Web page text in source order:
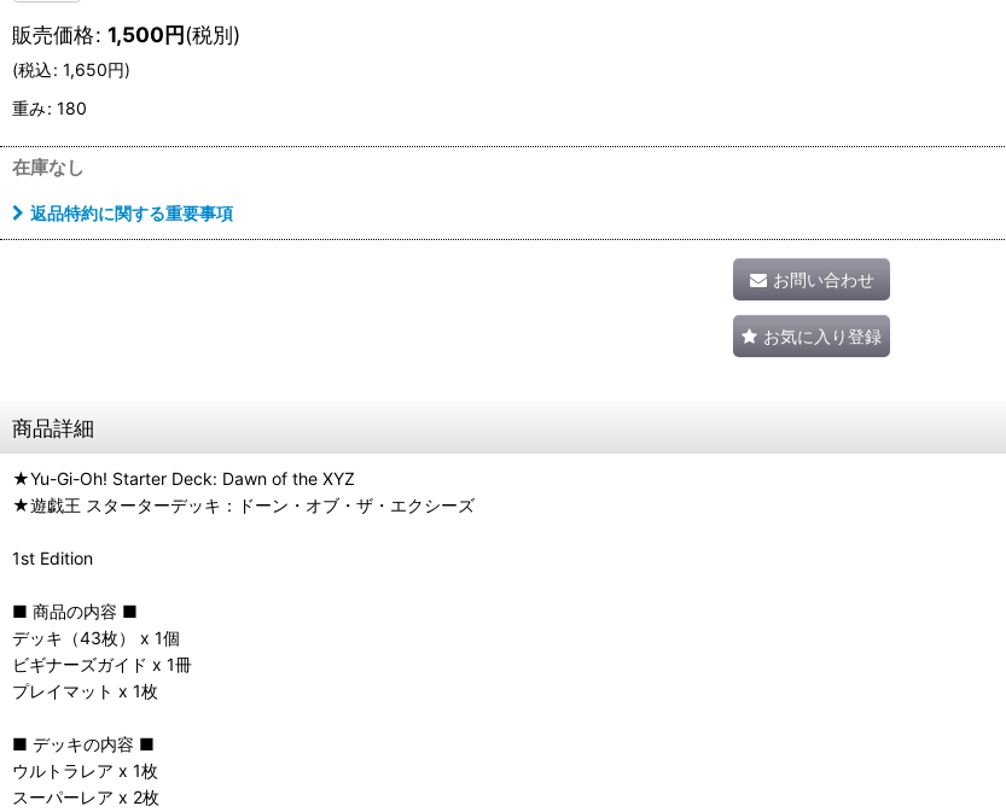
販売価格: 1,500円(税別)
(税込: 1,650円)
重み: 180
在庫なし
返品特約に関する重要事項
お問い合わせ
お気に入り登録
商品詳細
★Yu-Gi-Oh! Starter Deck: Dawn of the XYZ
★遊戯王 スターターデッキ：ドーン・オブ・ザ・エクシーズ
1st Edition
■ 商品の内容 ■
デッキ（43枚） x 1個
ビギナーズガイド x 1冊
プレイマット x 1枚
■ デッキの内容 ■
ウルトラレア x 1枚
スーパーレア x 2枚